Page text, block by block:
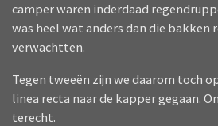
camper waren inderdaad
was heel wat anders dan die bakken
verwachtten.
Tegen tweeën zijn we daarom toch
linea recta naar de kapper gegaan.
terecht.